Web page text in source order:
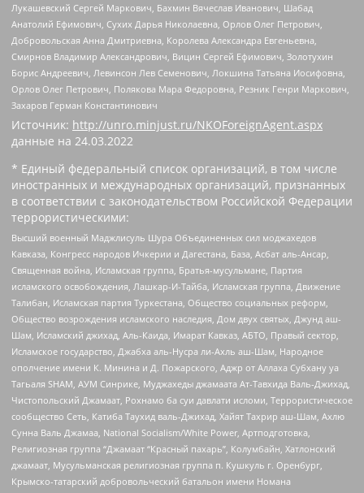
Лукашевский Сергей Маркович, Бахмин Вячеслав Иванович, Шабад
Анатолий Ефимович, Сухих Дарья Николаевна, Орлов Олег Петрович,
Добровольская Анна Дмитриевна, Королева Александра Евгеньевна,
Смирнов Владимир Александрович, Вицин Сергей Ефимович, Золотухин
Борис Андреевич, Левинсон Лев Семенович, Локшина Татьяна Иосифовна,
Орлов Олег Петрович, Полякова Мара Федоровна, Резник Генри Маркович,
Захаров Герман Константинович
Источник: http://unro.minjust.ru/NKOForeignAgent.aspx
данные на 24.03.2022
* Единый федеральный список организаций, в том числе
иностранных и международных организаций, признанных
в соответствии с законодательством Российской Федерации
террористическими:
Высший военный Маджлисуль Шура Объединенных сил моджахедов
Кавказа, Конгресс народов Ичкерии и Дагестана, База, Асбат аль-Ансар,
Священная война, Исламская группа, Братья-мусульмане, Партия
исламского освобождения, Лашкар-И-Тайба, Исламская группа, Движение
Талибан, Исламская партия Туркестана, Общество социальных реформ,
Общество возрождения исламского наследия, Дом двух святых, Джунд аш-
Шам, Исламский джихад, Аль-Каида, Имарат Кавказ, АБТО, Правый сектор,
Исламское государство, Джабха аль-Нусра ли-Ахль аш-Шам, Народное
ополчение имени К. Минина и Д. Пожарского, Аджр от Аллаха Субхану уа
Тагьаля SHAM, АУМ Синрике, Муджахеды джамаата Ат-Тавхида Валь-Джихад,
Чистопольский Джамаат, Рохнамо ба суи давлати исломи, Террористическое
сообщество Сеть, Катиба Таухид валь-Джихад, Хайят Тахрир аш-Шам, Ахлю
Сунна Валь Джамаа, National Socialism/White Power, Артподготовка,
Религиозная группа “Джамаат “Красный пахарь”, Колумбайн, Хатлонский
джамаат, Мусульманская религиозная группа п. Кушкуль г. Оренбург,
Крымско-татарский добровольческий батальон имени Номана